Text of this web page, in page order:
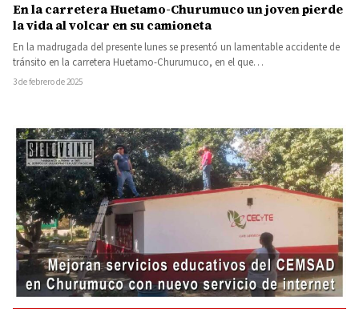
En la carretera Huetamo-Churumuco un joven pierde
la vida al volcar en su camioneta
En la madrugada del presente lunes se presentó un lamentable accidente de
tránsito en la carretera Huetamo-Churumuco, en el que…
3 de febrero de 2025